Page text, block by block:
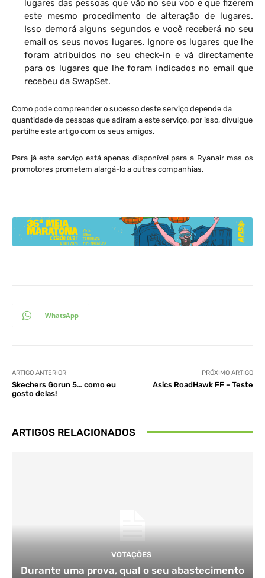
lugares das pessoas que vão no seu voo e que fizerem
este mesmo procedimento de alteração de lugares.
Isso demorá alguns segundos e você receberá no seu
email os seus novos lugares. Ignore os lugares que lhe
foram atribuidos no seu check-in e vá directamente
para os lugares que lhe foram indicados no email que
recebeu da SwapSet.
Como pode compreender o sucesso deste serviço depende da
quantidade de pessoas que adiram a este serviço, por isso, divulgue
partilhe este artigo com os seus amigos.
Para já este serviço está apenas disponível para a Ryanair mas os
promotores prometem alargá-lo a outras companhias.
WhatsApp
ARTIGO ANTERIOR
Skechers Gorun 5… como eu
gosto delas!
PRÓXIMO ARTIGO
Asics RoadHawk FF – Teste
ARTIGOS RELACIONADOS
VOTAÇÕES
Durante uma prova, qual o seu abastecimento